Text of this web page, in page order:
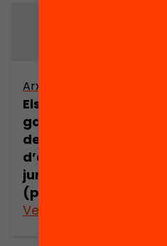
Arxiu
Els drets i les
garanties dels
demandants
d’asil en l’espai
jurídic europeu
(part 13)
Veure’n més